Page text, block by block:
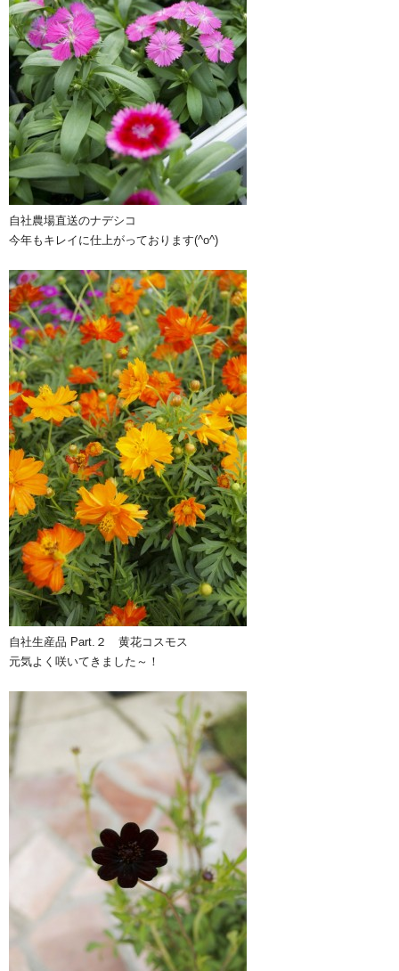
自社農場直送のナデシコ
今年もキレイに仕上がっております(^o^)ゞ
自社生産品 Part.２ 黄花コスモス
元気よく咲いてきました～！